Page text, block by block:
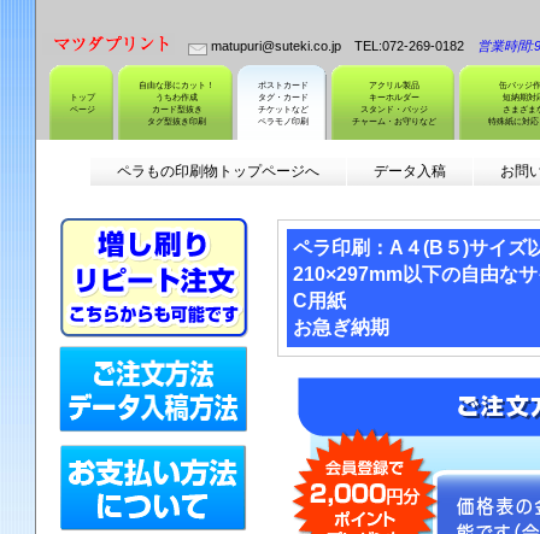
matupuri@suteki.co.jp TEL:072-269-0182 営業時間
トップ
ページ
自由な形にカット！
うちわ作成
カード型抜き
タグ型抜き印刷
ポストカード
タグ・カード
チケットなど
ペラモノ印刷
アクリル製品
キーホルダー
スタンド・バッジ
チャーム・お守りなど
缶バッジ
短納期対
さまざま
特殊紙に対応
ペラもの印刷物トップページへ データ入稿 お問
ペラ印刷：A４(B５)サイズ
210×297mm以下の自由な
C用紙
お急ぎ納期